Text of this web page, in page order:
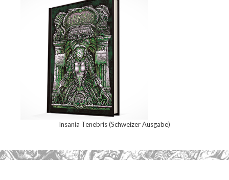
Insania Tenebris (Schweizer Ausgabe)